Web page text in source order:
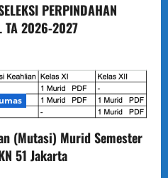
PERPINDAHAN
TA 2026-2027
(Mutasi) Murid Semester
51 Jakarta